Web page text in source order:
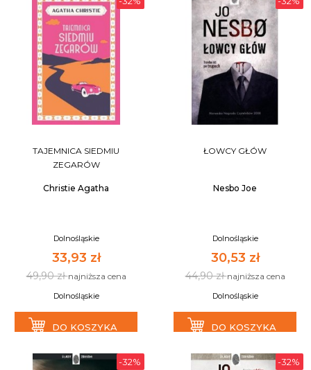
TAJEMNICA SIEDMIU
ZEGARÓW
Christie Agatha
Dolnośląskie
33,93 zł
49,90 złnajniższa cena
Dolnośląskie
DO KOSZYKA
ŁOWCY GŁÓW
Nesbo Joe
Dolnośląskie
30,53 zł
44,90 złnajniższa cena
Dolnośląskie
DO KOSZYKA
-32% -32%